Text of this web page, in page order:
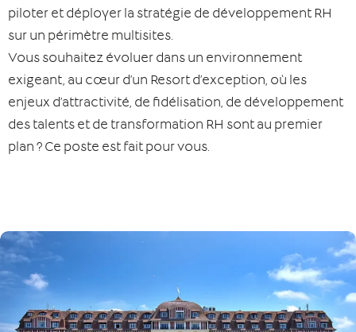
piloter et déployer la stratégie de développement RH
sur un périmètre multisites.
Vous souhaitez évoluer dans un environnement
exigeant, au cœur d’un Resort d’exception, où les
enjeux d’attractivité, de fidélisation, de développement
des talents et de transformation RH sont au premier
plan ? Ce poste est fait pour vous.